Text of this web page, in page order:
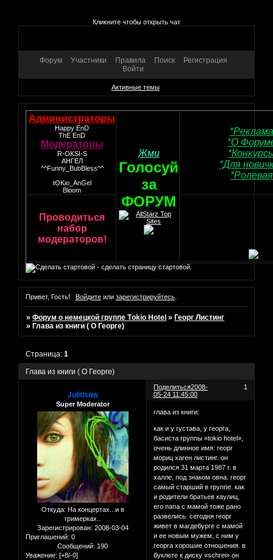
Кликните чтобы открыть чат
Форум Участники Правила Поиск
Регистрация
Войти
Активные темы
Администраторы
Happy EnD
ThE EnD
Модераторы
R-OKSI-S
АНГЕЛ
^^Funny_BubBless^^
tOKio_AnGel
Bloom
Жми
Голосуй
за
ФОРУМ
*О
*Для
Проводиться
набор
модераторов!
- сделать страницу стартовой.
Привет, Гость! Войдитеили зарегистрируйтесь.
»Форум о немецкой группе Tоkio Hotel »Георг Листинг
»Глава из книги ( О Георге)
Глава из книги ( О Георге)
Страница:1
Поделиться 1
2008-
05-24 11:45:00
Julitisow
Super Moderator
Откуда: На концертaх...и в
гримерках..
Зарегистрирован: 2008-03-04
Приглашений: 0
Сообщений: 190
Уважение: [+8/-0]
глава из книги:
как и у густава, у георга,
басиста группы «tokio hotel»,
очень длинное имя: георг
мориц хаген листинг. он
родился 31 марта 1987 г. в
халле, под знаком овна. георг
самый старший в группе. как
и родители братьев каулиц,
его папа с мамой тоже рано
развелись. сегодня георг
живет в магдебурге с мамой
и ее новым мужем, с ним у
георга хорошие отношения. в
буклете к диску «schrei» он